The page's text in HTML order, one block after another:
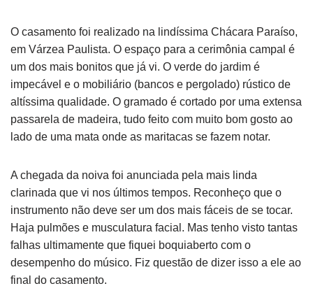
O casamento foi realizado na lindíssima Chácara Paraíso,
em Várzea Paulista. O espaço para a cerimônia campal é
um dos mais bonitos que já vi. O verde do jardim é
impecável e o mobiliário (bancos e pergolado) rústico de
altíssima qualidade. O gramado é cortado por uma extensa
passarela de madeira, tudo feito com muito bom gosto ao
lado de uma mata onde as maritacas se fazem notar.
A chegada da noiva foi anunciada pela mais linda
clarinada que vi nos últimos tempos. Reconheço que o
instrumento não deve ser um dos mais fáceis de se tocar.
Haja pulmões e musculatura facial. Mas tenho visto tantas
falhas ultimamente que fiquei boquiaberto com o
desempenho do músico. Fiz questão de dizer isso a ele ao
final do casamento.